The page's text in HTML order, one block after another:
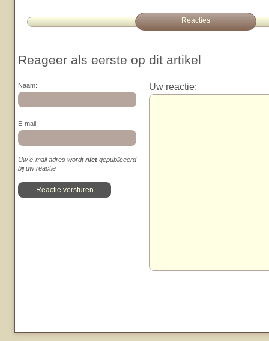
Reacties
Reageer als eerste op dit artikel
Naam:
E-mail:
Uw e-mail adres wordtniet gepubliceerd
bij uw reactie
Uw reactie: